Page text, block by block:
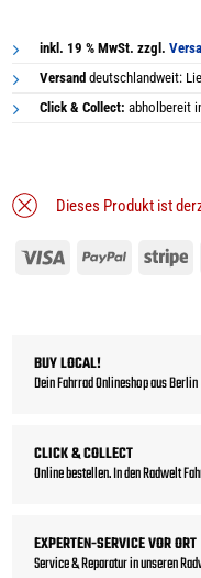
inkl. 19 % MwSt. zzgl.
Versand deutschlandweit:
Click & Collect: abholbereit
Dieses Produkt ist
Visa PayPal
BUY LOCAL!
Dein Fahrrad Onlineshop aus Berlin
CLICK & COLLECT
Online bestellen. In den Radwelt
EXPERTEN-SERVICE VOR ORT
Service & Reparatur in unseren